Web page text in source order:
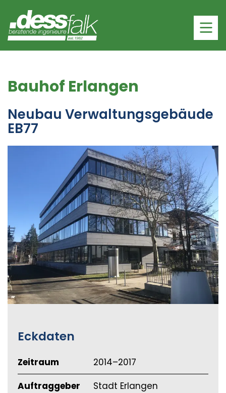
Bauhof Erlangen
Neubau Verwaltungsgebäude
EB77
Eckdaten
Zeitraum
2014–2017
Auftraggeber
Stadt Erlangen